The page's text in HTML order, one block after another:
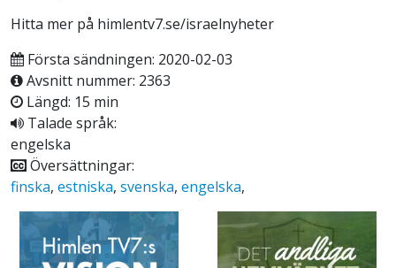
Hitta mer på himlentv7.se/israelnyheter
Första sändningen: 2020-02-03
Avsnitt nummer: 2363
Längd: 15 min
Talade språk:
engelska
Översättningar:
finska, estniska, svenska, engelska,